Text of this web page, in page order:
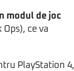
modul de joc
ce va
PlayStation 4,